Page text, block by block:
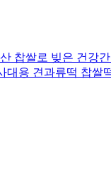
찹쌀로 빚은 건강
대용 견과류떡 찹쌀